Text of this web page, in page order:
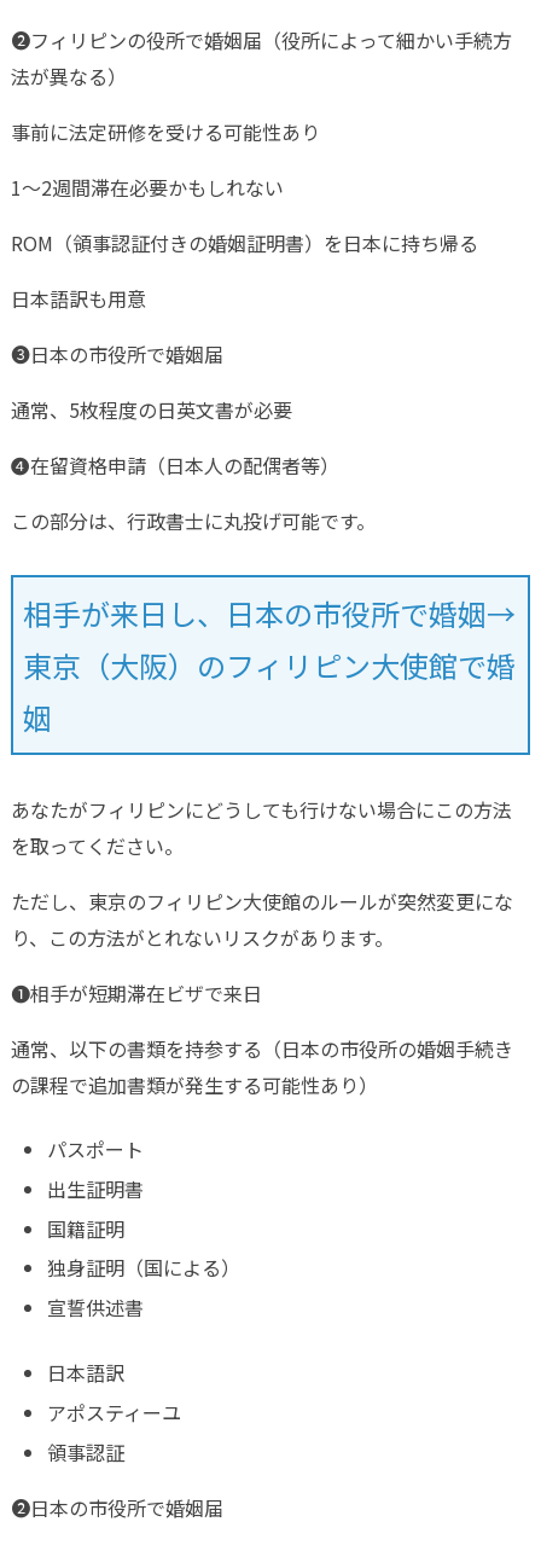
❷フィリピンの役所で婚姻届（役所によって細かい手続方
法が異なる）
事前に法定研修を受ける可能性あり
1～2週間滞在必要かもしれない
ROM（領事認証付きの婚姻証明書）を日本に持ち帰る
日本語訳も用意
❸日本の市役所で婚姻届
通常、5枚程度の日英文書が必要
❹在留資格申請（日本人の配偶者等）
この部分は、行政書士に丸投げ可能です。
相手が来日し、日本の市役所で婚姻→
東京（大阪）のフィリピン大使館で婚
姻
あなたがフィリピンにどうしても行けない場合にこの方法
を取ってください。
ただし、東京のフィリピン大使館のルールが突然変更にな
り、この方法がとれないリスクがあります。
❶相手が短期滞在ビザで来日
通常、以下の書類を持参する（日本の市役所の婚姻手続き
の課程で追加書類が発生する可能性あり）
パスポート
出生証明書
国籍証明
独身証明（国による）
宣誓供述書
日本語訳
アポスティーユ
領事認証
❷日本の市役所で婚姻届